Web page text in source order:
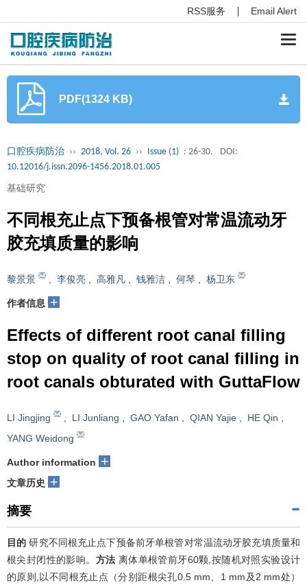
RSS服务 Email Alert
PDF(1324 KB)
口腔疾病防治 ›› 2018, Vol. 26 ›› Issue (1) : 26-30.
DOI:
10.12016/j.issn.2096-1456.2018.01.005
基础研究
不同根充止点下预备根管对常温流动牙
胶充填质量的影响
黎景景 李俊亮 高雅凡 钱雅洁 何琴 杨卫东
作者信息 +
Effects of different root canal filling
stop on quality of root canal filling in
root canals obturated with GuttaFlow
LI Jingjing LI Junliang GAO Yafan QIAN Yajie HE Qin
YANG Weidong
Author information +
文章历史 +
摘要
目的 研究不同根充止点下预备前牙单根管对常温流动牙胶充填质量和
根尖封闭性的影响。 方法 离体单根管前牙60颗,按随机对照实验设计
的原则,以不同根充止点（分别距根尖孔0.5 mm、1 mm及2 mm处）